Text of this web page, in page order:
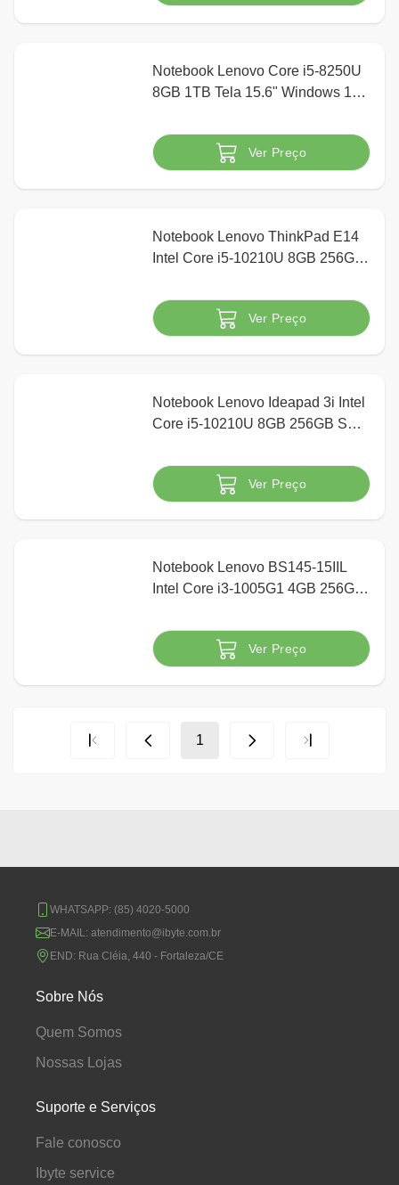
Notebook Lenovo Core i5-8250U
8GB 1TB Tela 15.6" Windows 10
Indisponível
Ver Preço
Notebook Lenovo ThinkPad E14
Intel Core i5-10210U 8GB 256GB
PRO, Preto
Indisponível
Ver Preço
Notebook Lenovo Ideapad 3i Intel
Core i5-10210U 8GB 256GB SSD
Prata
Indisponível
Ver Preço
Notebook Lenovo BS145-15IIL
Intel Core i3-1005G1 4GB 256GB
Preto+ Adaptador RJ45
Indisponível
Ver Preço
1
WHATSAPP: (85) 4020-5000
E-MAIL: atendimento@ibyte.com.br
END: Rua Cléia, 440 - Fortaleza/CE
Sobre Nós
Quem Somos
Nossas Lojas
Suporte e Serviços
Fale conosco
Ibyte service